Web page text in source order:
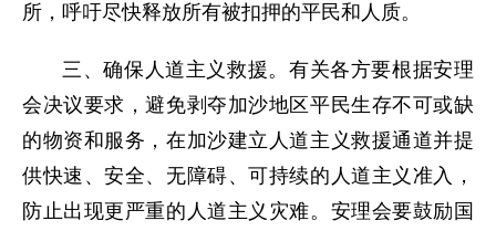
所，呼吁尽快释放所有被扣押的平民和人质。
三、确保人道主义救援。有关各方要根据安理
会决议要求，避免剥夺加沙地区平民生存不可或缺
的物资和服务，在加沙建立人道主义救援通道并提
供快速、安全、无障碍、可持续的人道主义准入，
防止出现更严重的人道主义灾难。安理会要鼓励国